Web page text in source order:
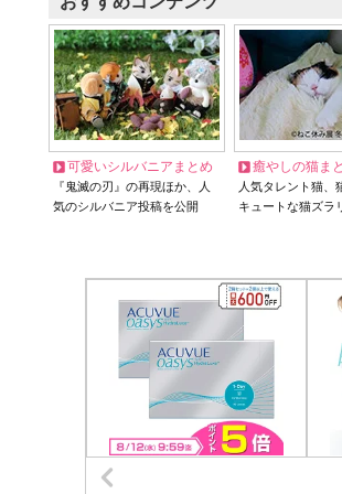
可愛いシルバニアまとめ
『鬼滅の刃』の再現ほか、人
気のシルバニア投稿を公開
癒やしの猫ま
人気タレント猫
キュートな猫ズラ